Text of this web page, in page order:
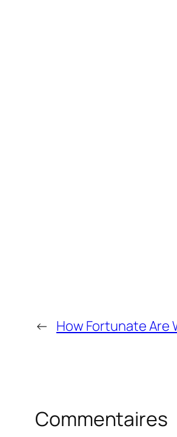
← How Fortunate Are
Commentaires